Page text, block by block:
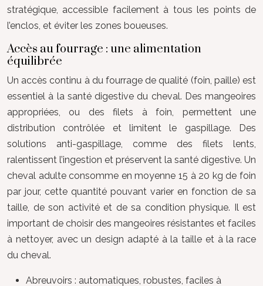
stratégique, accessible facilement à tous les points de
l’enclos, et éviter les zones boueuses.
Accès au fourrage : une alimentation
équilibrée
Un accès continu à du fourrage de qualité (foin, paille) est
essentiel à la santé digestive du cheval. Des mangeoires
appropriées, ou des filets à foin, permettent une
distribution contrôlée et limitent le gaspillage. Des
solutions anti-gaspillage, comme des filets lents,
ralentissent l’ingestion et préservent la santé digestive. Un
cheval adulte consomme en moyenne 15 à 20 kg de foin
par jour, cette quantité pouvant varier en fonction de sa
taille, de son activité et de sa condition physique. Il est
important de choisir des mangeoires résistantes et faciles
à nettoyer, avec un design adapté à la taille et à la race
du cheval.
Abreuvoirs : automatiques, robustes, faciles à